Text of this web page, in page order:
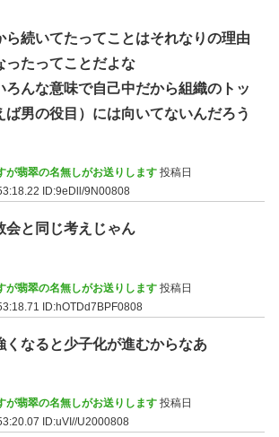
ら続いてたってことはそれなりの理由
ったってことだよな
ろんな意味で自己中だから組織のトッ
ば男の役目）には向いてないんだろう
が翡翠の名無しがお送りします 投稿日
ID:9eDll/9N00808
会と同じ考えじゃん
が翡翠の名無しがお送りします 投稿日
ID:hOTDd7BPF0808
くなると少子化が進むからなあ
が翡翠の名無しがお送りします 投稿日
ID:uVI//U2000808